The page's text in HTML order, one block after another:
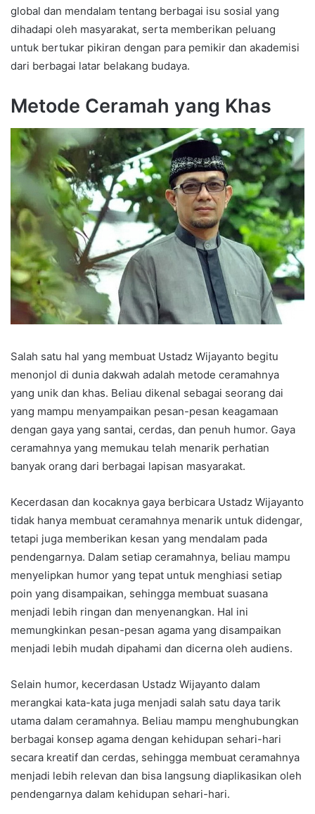
global dan mendalam tentang berbagai isu sosial yang
dihadapi oleh masyarakat, serta memberikan peluang
untuk bertukar pikiran dengan para pemikir dan akademisi
dari berbagai latar belakang budaya.
Metode Ceramah yang Khas
Salah satu hal yang membuat Ustadz Wijayanto begitu
menonjol di dunia dakwah adalah metode ceramahnya
yang unik dan khas. Beliau dikenal sebagai seorang dai
yang mampu menyampaikan pesan-pesan keagamaan
dengan gaya yang santai, cerdas, dan penuh humor. Gaya
ceramahnya yang memukau telah menarik perhatian
banyak orang dari berbagai lapisan masyarakat.
Kecerdasan dan kocaknya gaya berbicara Ustadz Wijayanto
tidak hanya membuat ceramahnya menarik untuk didengar,
tetapi juga memberikan kesan yang mendalam pada
pendengarnya. Dalam setiap ceramahnya, beliau mampu
menyelipkan humor yang tepat untuk menghiasi setiap
poin yang disampaikan, sehingga membuat suasana
menjadi lebih ringan dan menyenangkan. Hal ini
memungkinkan pesan-pesan agama yang disampaikan
menjadi lebih mudah dipahami dan dicerna oleh audiens.
Selain humor, kecerdasan Ustadz Wijayanto dalam
merangkai kata-kata juga menjadi salah satu daya tarik
utama dalam ceramahnya. Beliau mampu menghubungkan
berbagai konsep agama dengan kehidupan sehari-hari
secara kreatif dan cerdas, sehingga membuat ceramahnya
menjadi lebih relevan dan bisa langsung diaplikasikan oleh
pendengarnya dalam kehidupan sehari-hari.